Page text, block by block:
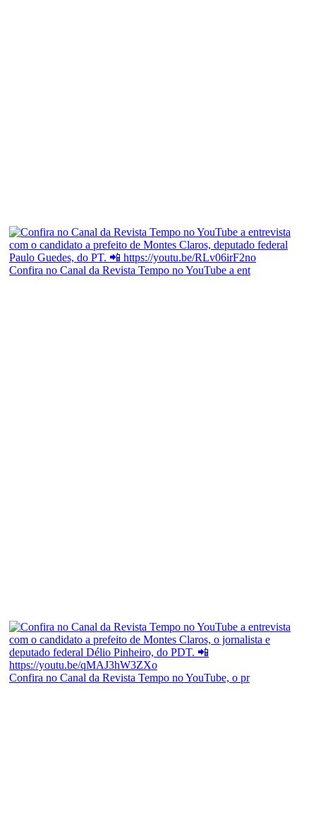
Confira no Canal da Revista Tempo no YouTube a ent
Confira no Canal da Revista Tempo no YouTube, o pr